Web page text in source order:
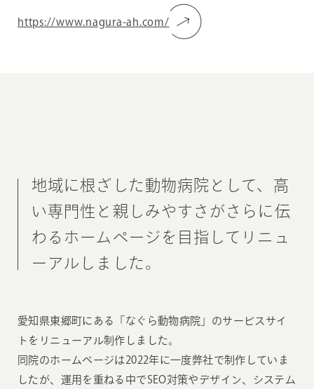
https://www.nagura-ah.com/
地域に根ざした動物病院として、高
い専門性と親しみやすさがさらに伝
わるホームページを目指してリニュ
ーアルしました。
愛知県東郷町にある「なぐら動物病院」のサービスサイ
トをリニューアル制作しました。
同院のホームページは2022年に一度弊社で制作していま
したが、運用を重ねる中でSEO対策やデザイン、システム